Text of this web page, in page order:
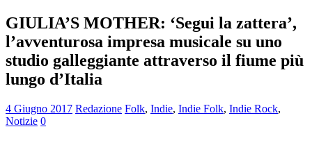
GIULIA’S MOTHER: ‘Segui la zattera’,
l’avventurosa impresa musicale su uno
studio galleggiante attraverso il fiume più
lungo d’Italia
4 Giugno 2017 Redazione Folk, Indie, Indie Folk, Indie Rock,
Notizie 0